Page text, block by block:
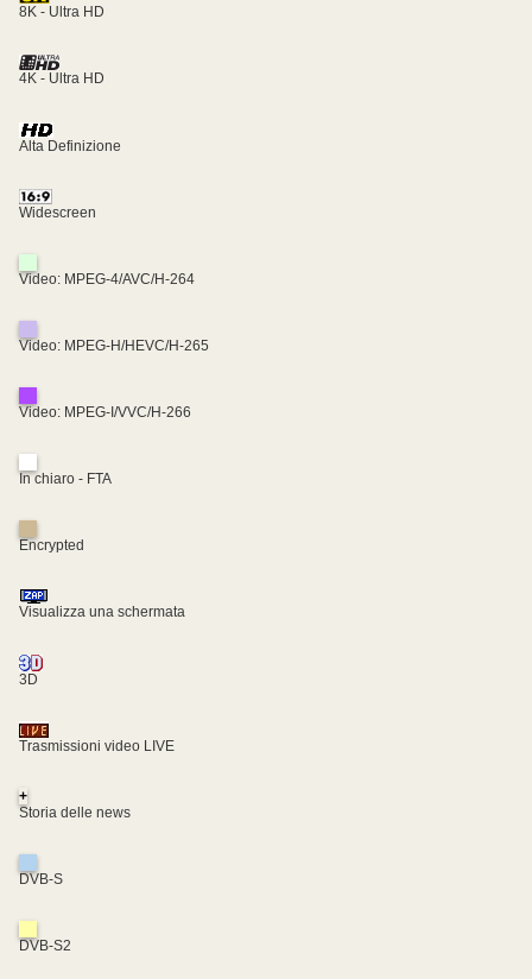
8K - Ultra HD
4K - Ultra HD
Alta Definizione
Widescreen
Video: MPEG-4/AVC/H-264
Video: MPEG-H/HEVC/H-265
Video: MPEG-I/VVC/H-266
In chiaro - FTA
Encrypted
Visualizza una schermata
3D
Trasmissioni video LIVE
+
Storia delle news
DVB-S
DVB-S2